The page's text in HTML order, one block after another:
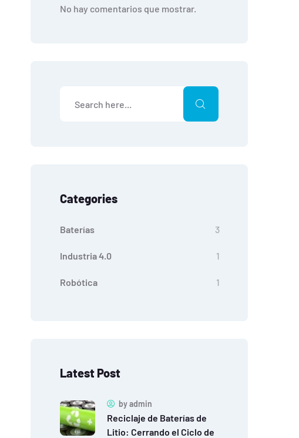
No hay comentarios que mostrar.
Categories
Baterías 3
Industria 4.0 1
Robótica 1
Latest Post
byadmin
Reciclaje de Baterías de
Litio: Cerrando el Ciclo de